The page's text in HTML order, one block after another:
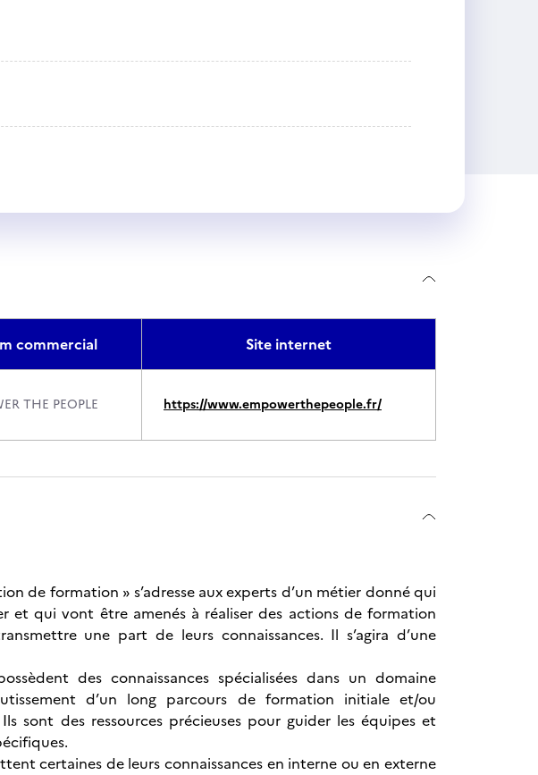
commercial Site internet
THE PEOPLE https://www.empowerthepeople.fr/
de formation » s’adresse aux experts d’un métier donné qui
et qui vont être amenés à réaliser des actions de formation
une part de leurs connaissances. Il s’agira d’une
des connaissances spécialisées dans un domaine
d’un long parcours de formation initiale et/ou
sont des ressources précieuses pour guider les équipes et
certaines de leurs connaissances en interne ou en externe